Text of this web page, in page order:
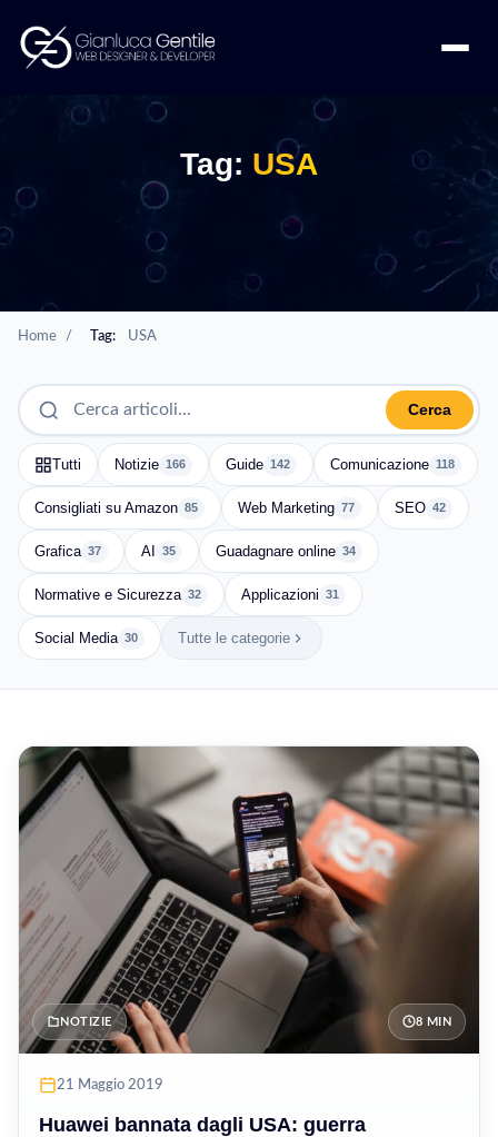
Tag: USA
Home / Tag: USA
Cerca
Tutti Notizie 166 Guide 142 Comunicazione 118
Consigliati su Amazon 85 Web Marketing 77 SEO 42
Grafica 37 AI 35 Guadagnare online 34
Normative e Sicurezza 32 Applicazioni 31
Social Media 30 Tutte le categorie
NOTIZIE 8 MIN
21 Maggio 2019
Huawei bannata dagli USA: guerra